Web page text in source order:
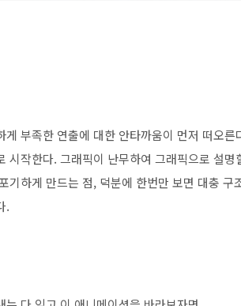
게 부족한 연출에 대한 안타까움이 먼저 떠오
시작한다. 그래픽이 난무하여 그래픽으로 설
기하게 만드는 점, 덕분에 한번만 보면 대충
.